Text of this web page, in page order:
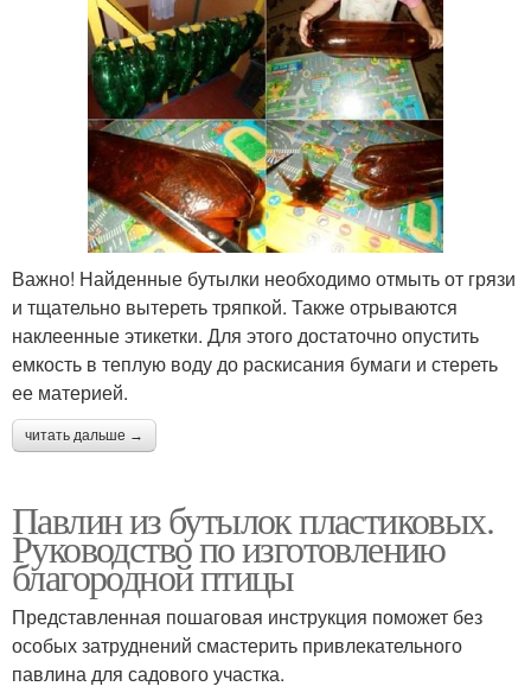
Важно! Найденные бутылки необходимо отмыть от грязи
и тщательно вытереть тряпкой. Также отрываются
наклеенные этикетки. Для этого достаточно опустить
емкость в теплую воду до раскисания бумаги и стереть
ее материей.
читать дальше →
Павлин из бутылок пластиковых.
Руководство по изготовлению
благородной птицы
Представленная пошаговая инструкция поможет без
особых затруднений смастерить привлекательного
павлина для садового участка.